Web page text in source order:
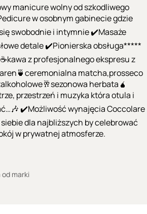
manicure wolny od szkodliwego
w osobnym gabinecie gdzie
swobodnie i intymnie ✔️Masaże
detale ✔️Pionierska obsługa*****
z profesjonalnego ekspresu z
matcha,prosseco
herbata🧉
przestrzeń i muzyka która otula i
✔️Możliwość wynajęcia Coccolare
dla najbliższych by celebrować
w prywatnej atmosferze.
marki